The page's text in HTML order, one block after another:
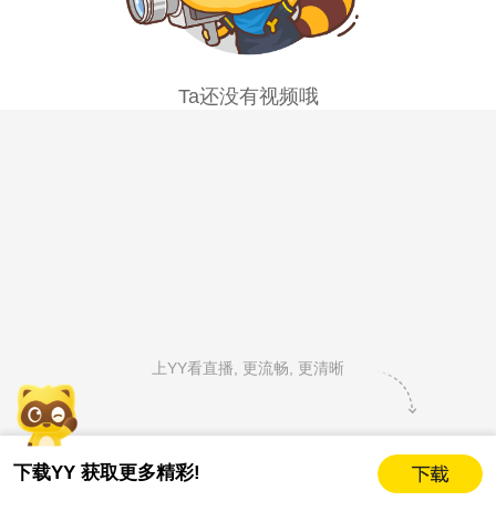
Ta还没有视频哦
上YY看直播, 更流畅, 更清晰
下载YY 获取更多精彩!